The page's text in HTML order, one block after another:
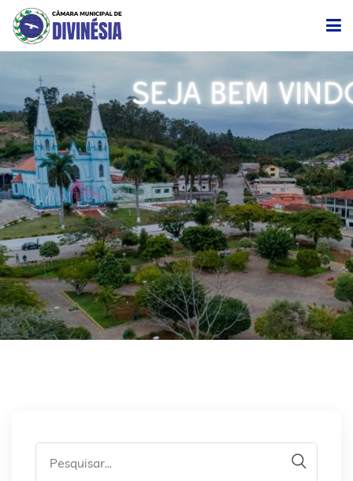
EDITAIS DE CONVOCAÇÃO
TRANSPARÊNCIA
LEGISLAÇÃO
LICITAÇÃO